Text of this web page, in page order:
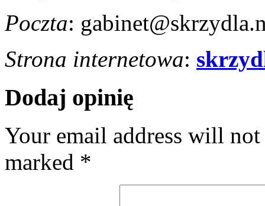
Poczta:
Strona internetowa:
Dodaj opinię
Your email address will
marked *